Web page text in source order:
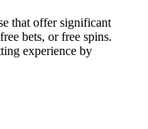
that offer significant
bets, or free spins.
experience by